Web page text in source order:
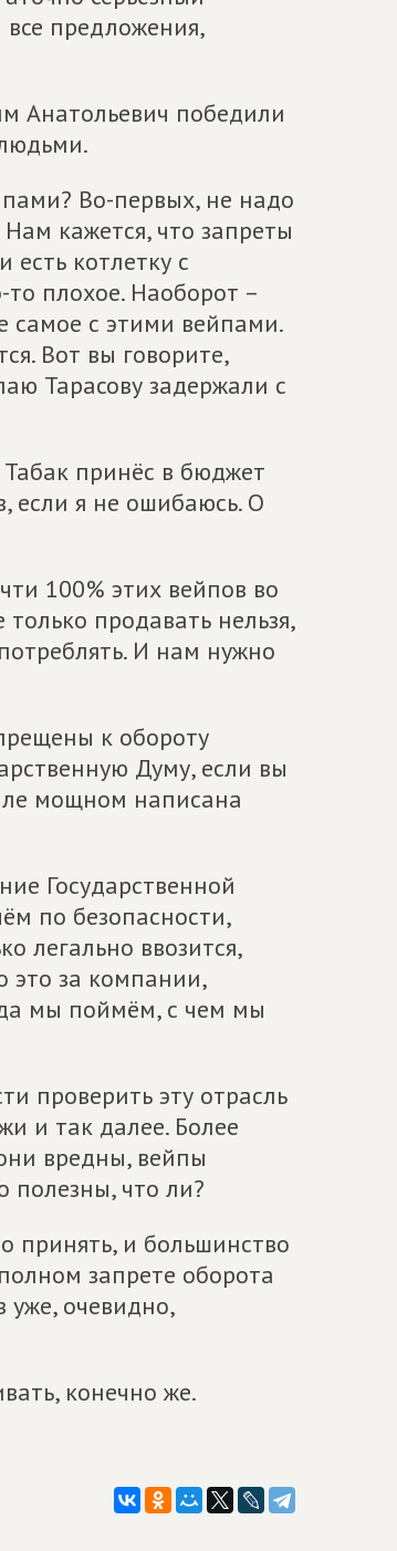
предложения,
Анатольевич победили
Во-первых, не надо
кажется, что запреты
котлетку с
плохое. Наоборот –
самое с этими вейпами.
Вот вы говорите,
Тарасову задержали с
принёс в бюджет
если я не ошибаюсь. О
100% этих вейпов во
продавать нельзя,
И нам нужно
к обороту
Думу, если вы
мощном написана
Государственной
по безопасности,
легально ввозится,
это за компании,
мы поймём, с чем мы
проверить эту отрасль
и так далее. Более
вредны, вейпы
полезны, что ли?
принять, и большинство
запрете оборота
уже, очевидно,
конечно же.